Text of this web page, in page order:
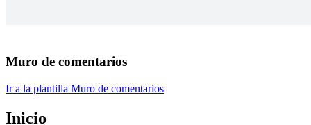
Muro de comentarios
Ir a la plantilla Muro de comentarios
Inicio